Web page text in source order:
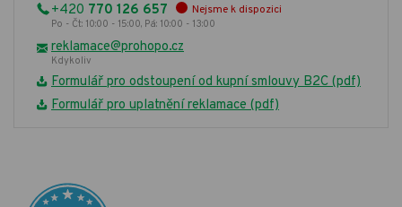
+420 770 126 657 Nejsme k dispozici
Po - Čt: 10:00 - 15:00, Pá: 10:00 - 13:00
reklamace@prohopo.cz
Kdykoliv
Formulář pro odstoupení od kupní smlouvy B2C (pdf)
Formulář pro uplatnění reklamace (pdf)